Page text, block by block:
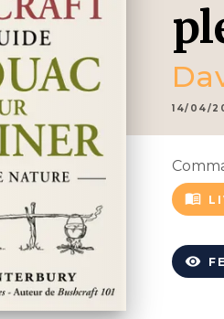
14/04/
menu_book
visibility